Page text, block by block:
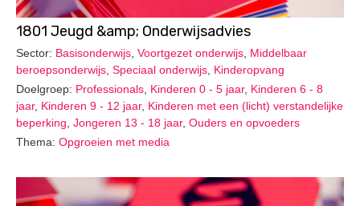
1801 Jeugd &amp; Onderwijsadvies
Sector: Basisonderwijs Voortgezet onderwijs Middelbaar
beroepsonderwijs Speciaal onderwijs Kinderopvang
Doelgroep: Professionals Kinderen 0 - 5 jaar, Kinderen 6 - 8
jaar, Kinderen 9 - 12 jaar, Kinderen met een (licht) verstandelijke
beperking Jongeren 13 - 18 jaar, Ouders en opvoeders
Thema: Opgroeien met media